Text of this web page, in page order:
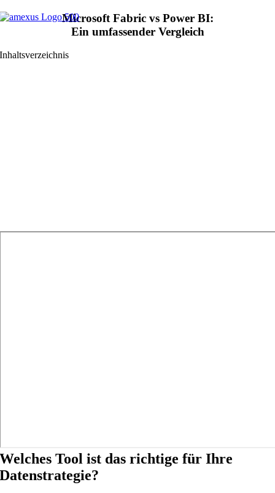
Zum
Microsoft Fabric vs Power BI:
Ein umfassender Vergleich
Inhaltsverzeichnis
Welches Tool ist das richtige für Ihre
Datenstrategie?